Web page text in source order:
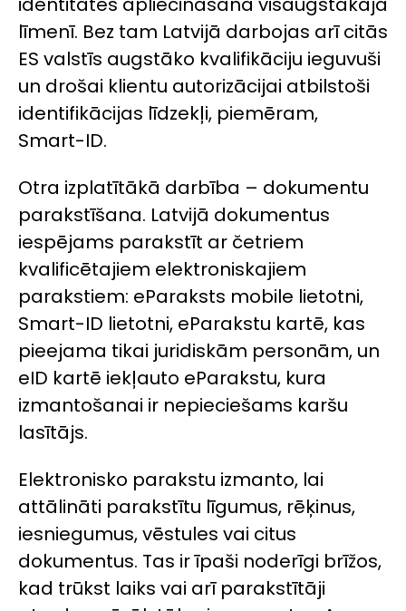
līmenī. Bez tam Latvijā darbojas arī citās
ES valstīs augstāko kvalifikāciju ieguvuši
un drošai klientu autorizācijai atbilstoši
identifikācijas līdzekļi, piemēram,
Smart-ID.
Otra izplatītākā darbība – dokumentu
parakstīšana. Latvijā dokumentus
iespējams parakstīt ar četriem
kvalificētajiem elektroniskajiem
parakstiem: eParaksts mobile lietotni,
Smart-ID lietotni, eParakstu kartē, kas
pieejama tikai juridiskām personām, un
eID kartē iekļauto eParakstu, kura
izmantošanai ir nepieciešams karšu
lasītājs.
Elektronisko parakstu izmanto, lai
attālināti parakstītu līgumus, rēķinus,
iesniegumus, vēstules vai citus
dokumentus. Tas ir īpaši noderīgi brīžos,
kad trūkst laiks vai arī parakstītāji